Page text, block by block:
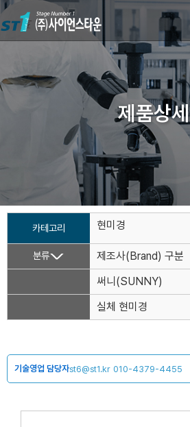
제품상세
카테고리 현미경
분류
제조사(Brand) 구분
써니(SUNNY)
실체 현미경
기술영업 담당자st6@st1.kr 010-4379-4455